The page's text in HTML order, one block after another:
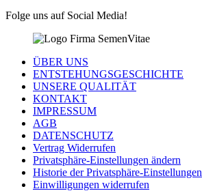
Folge uns auf Social Media!
ÜBER UNS
ENTSTEHUNGSGESCHICHTE
UNSERE QUALITÄT
KONTAKT
IMPRESSUM
AGB
DATENSCHUTZ
Vertrag Widerrufen
Privatsphäre-Einstellungen ändern
Historie der Privatsphäre-Einstellungen
Einwilligungen widerrufen